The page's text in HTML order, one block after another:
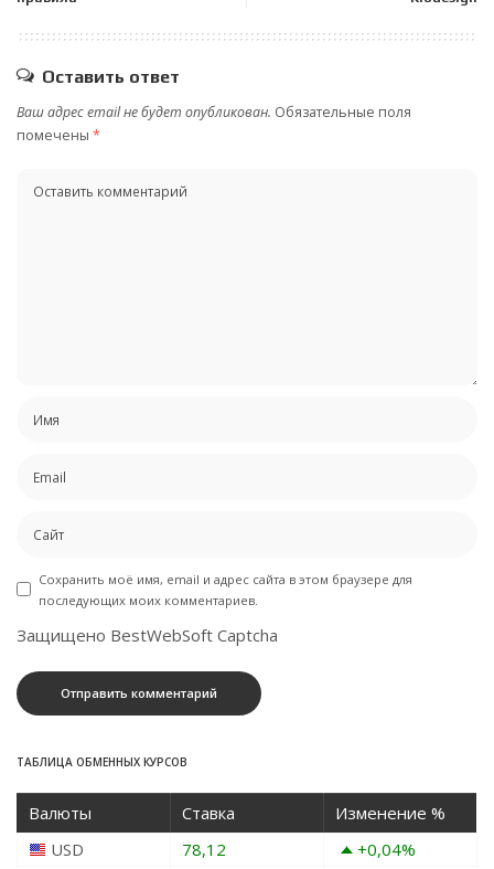
Оставить ответ
Ваш адрес email не будет опубликован. Обязательные поля
помечены *
Сохранить моё имя, email и адрес сайта в этом браузере для
последующих моих комментариев.
Защищено BestWebSoft Captcha
ТАБЛИЦА ОБМЕННЫХ КУРСОВ
Валюты Ставка
Изменение %
USD
78,12 +0,04%